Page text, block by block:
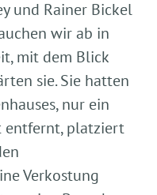
und Rainer Bickel
wir ab in
mit dem Blick
sie. Sie hatten
nur ein
entfernt, platziert
Verkostung